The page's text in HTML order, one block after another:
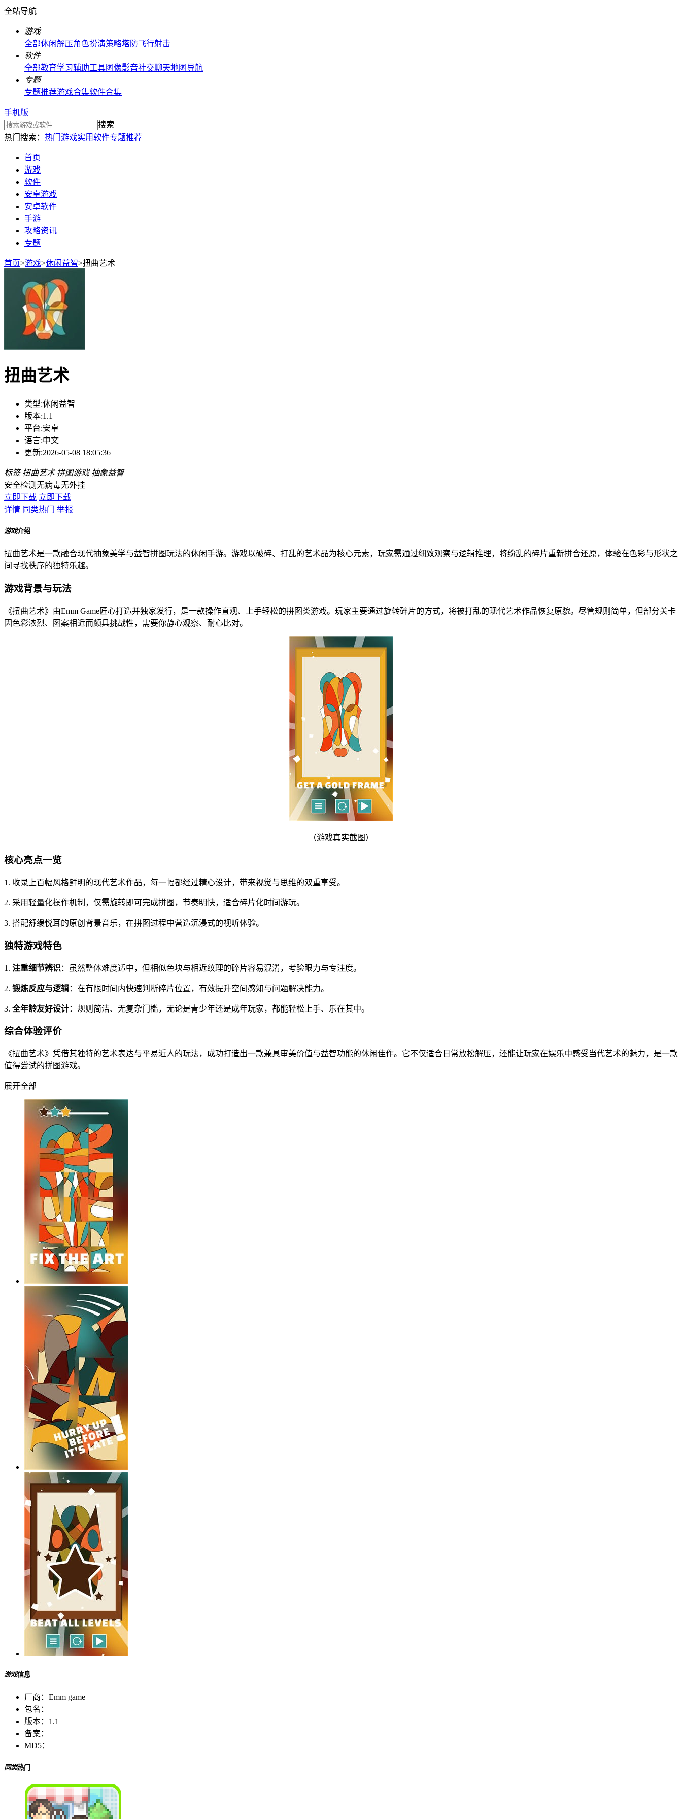
全站导航
游戏
全部休闲解压角色扮演策略塔防飞行射击
软件
全部教育学习辅助工具图像影音社交聊天地图导航
专题
专题推荐游戏合集软件合集
手机版
搜索
热门搜索： 热门游戏实用软件专题推荐
首页
游戏
软件
安卓游戏
安卓软件
手游
攻略资讯
专题
首页>游戏>休闲益智>扭曲艺术
扭曲艺术
类型:休闲益智
版本:1.1
平台:安卓
语言:中文
更新:2026-05-08 18:05:36
标签 扭曲艺术 拼图游戏 抽象益智
安全检测无病毒无外挂
立即下载 立即下载
详情 同类热门 举报
游戏介绍
扭曲艺术是一款融合现代抽象美学与益智拼图玩法的休闲手游。游戏以破碎、打乱的艺术品为核心元素，玩家需通过细致观察与逻辑推理，将纷乱的碎片重新拼合还原，体验在色彩与形状之
间寻找秩序的独特乐趣。
游戏背景与玩法
《扭曲艺术》由Emm Game匠心打造并独家发行，是一款操作直观、上手轻松的拼图类游戏。玩家主要通过旋转碎片的方式，将被打乱的现代艺术作品恢复原貌。尽管规则简单，但部分关卡
因色彩浓烈、图案相近而颇具挑战性，需要你静心观察、耐心比对。
（游戏真实截图）
核心亮点一览
1. 收录上百幅风格鲜明的现代艺术作品，每一幅都经过精心设计，带来视觉与思维的双重享受。
2. 采用轻量化操作机制，仅需旋转即可完成拼图，节奏明快，适合碎片化时间游玩。
3. 搭配舒缓悦耳的原创背景音乐，在拼图过程中营造沉浸式的视听体验。
独特游戏特色
1. 注重细节辨识 ：虽然整体难度适中，但相似色块与相近纹理的碎片容易混淆，考验眼力与专注度。
2. 锻炼反应与逻辑：在有限时间内快速判断碎片位置，有效提升空间感知与问题解决能力。
3. 全年龄友好设计：规则简洁、无复杂门槛，无论是青少年还是成年玩家，都能轻松上手、乐在其中。
综合体验评价
《扭曲艺术》凭借其独特的艺术表达与平易近人的玩法，成功打造出一款兼具审美价值与益智功能的休闲佳作。它不仅适合日常放松解压，还能让玩家在娱乐中感受当代艺术的魅力，是一款
值得尝试的拼图游戏。
展开全部
游戏信息
厂商： Emm game
包名：
版本： 1.1
备案：
MD5：
同类热门